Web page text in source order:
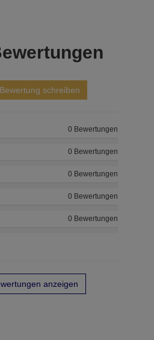
schreiben
0 Bewertungen
0 Bewertungen
0 Bewertungen
0 Bewertungen
0 Bewertungen
anzeigen